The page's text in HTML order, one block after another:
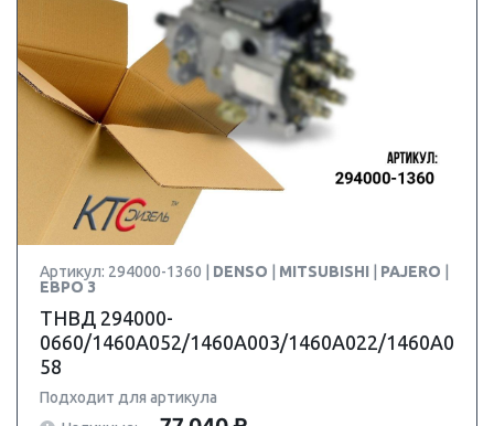
Артикул: 294000-1360 | DENSO MITSUBISHI PAJERO
ЕВРО 3
ТНВД 294000-
0660/1460A052/1460A003/1460A022/1460A0
58
Подходит для артикула